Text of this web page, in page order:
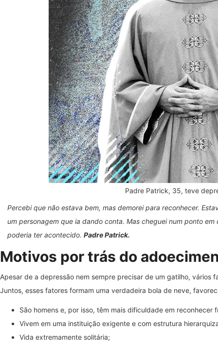
Padre Patrick, 35, teve
Percebi que não estava bem, mas demorei para reconhecer.
um personagem que ia dando conta. Mas cheguei num ponto
poderia ter acontecido. Padre Patrick.
Motivos por trás do
Apesar de a depressão nem sempre precisar de um gatilho,
Juntos, esses fatores formam uma verdadeira bola de neve,
São homens e, por isso, têm mais dificuldade em reconhecer
Vivem em uma instituição exigente e com estrutura
Vida extremamente solitária;